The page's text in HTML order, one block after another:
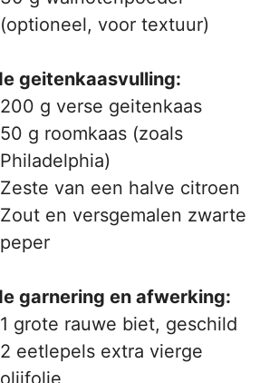
(optioneel, voor textuur)
geitenkaasvulling:
200 g verse geitenkaas
50 g roomkaas (zoals
Philadelphia)
Zeste van een halve citroen
Zout en versgemalen zwarte
peper
garnering en afwerking:
1 grote rauwe biet, geschild
2 eetlepels extra vierge
olijfolie